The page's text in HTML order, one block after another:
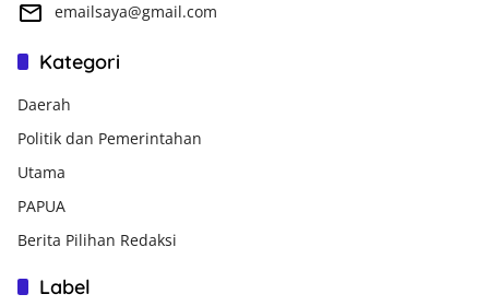
emailsaya@gmail.com
Kategori
Daerah
Politik dan Pemerintahan
Utama
PAPUA
Berita Pilihan Redaksi
Label